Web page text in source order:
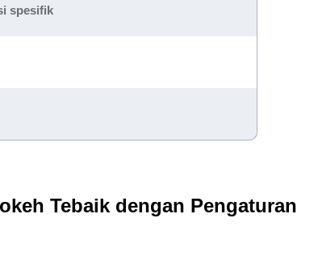
spesifik
Tebaik dengan Pengaturan